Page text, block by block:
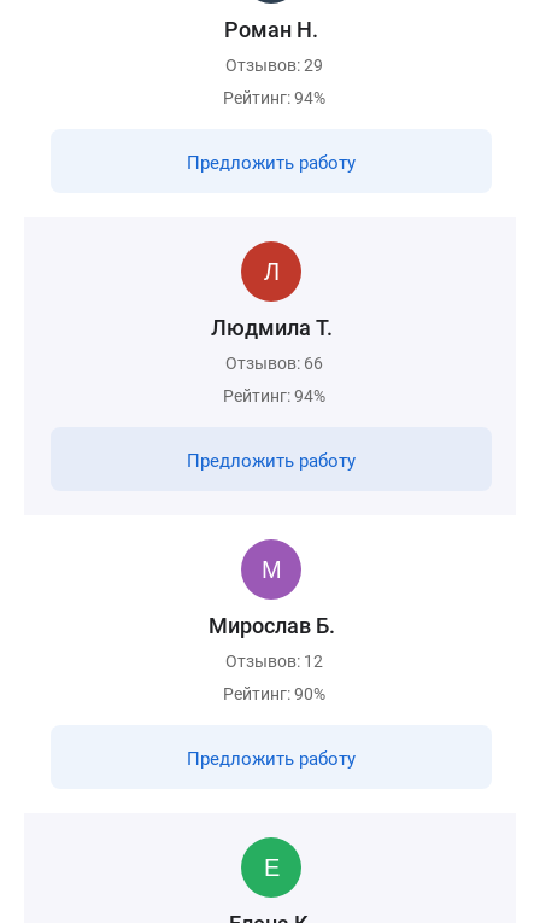
Роман Н.
Отзывов: 29
Рейтинг: 94%
Предложить работу
Людмила Т.
Отзывов: 66
Рейтинг: 94%
Предложить работу
Мирослав Б.
Отзывов: 12
Рейтинг: 90%
Предложить работу